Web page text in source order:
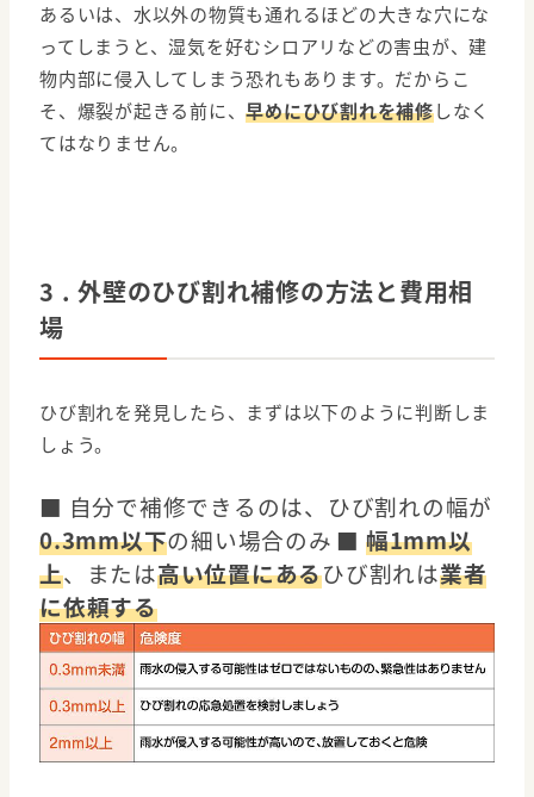
あるいは、水以外の物質も通れるほどの大きな穴にな
ってしまうと、湿気を好むシロアリなどの害虫が、建
物内部に侵入してしまう恐れもあります。だからこ
そ、爆裂が起きる前に、早めにひび割れを補修しなく
てはなりません。
3 . 外壁のひび割れ補修の方法と費用相
場
ひび割れを発見したら、まずは以下のように判断しま
しょう。
■ 自分で補修できるのは、ひび割れの幅が
0.3mm以下の細い場合のみ ■ 幅1mm以
上、または高い位置にあるひび割れは業者
に依頼する